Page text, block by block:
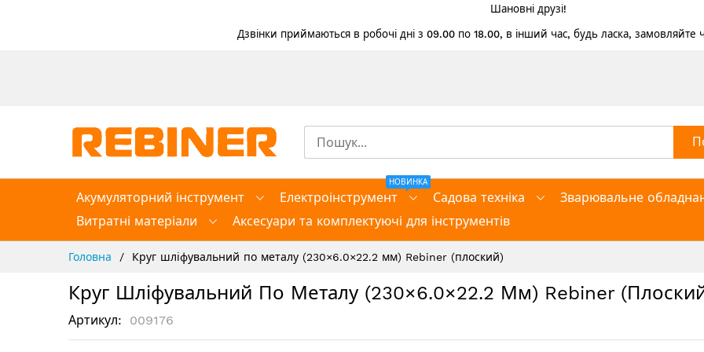
Шановні друзі!
Дзвінки приймаються в робочі дні з 09.00 по 18.00, в інший час, будь ласка,
Акумуляторний інструмент Електроінструмент
НОВИНКА
Садова техніка
Зварювальне
Витратні матеріали
Аксесуари та комплектуючі для інструментів
Головна Круг шліфувальний по металу (230×6.0×22.2 мм) Rebiner (плоский)
Круг Шліфувальний По Металу (230×6.0×22.2 Мм) Rebiner
Артикул 009176